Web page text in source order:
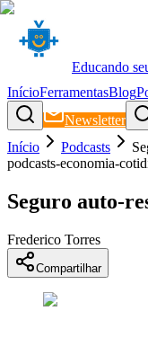
Educando
InícioFerramentasBlog
Newsletter
Início
Podcasts
podcasts-economia-
Seguro auto-
Frederico Torres
Compartilhar